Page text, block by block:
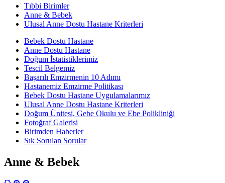
Tıbbi Birimler
Anne & Bebek
Ulusal Anne Dostu Hastane Kriterleri
Bebek Dostu Hastane
Anne Dostu Hastane
Doğum İstatistiklerimiz
Tescil Belgemiz
Başarılı Emzirmenin 10 Adımı
Hastanemiz Emzirme Politikası
Bebek Dostu Hastane Uygulamalarımız
Ulusal Anne Dostu Hastane Kriterleri
Doğum Ünitesi, Gebe Okulu ve Ebe Polikliniği
Fotoğraf Galerisi
Birimden Haberler
Sık Sorulan Sorular
Anne & Bebek